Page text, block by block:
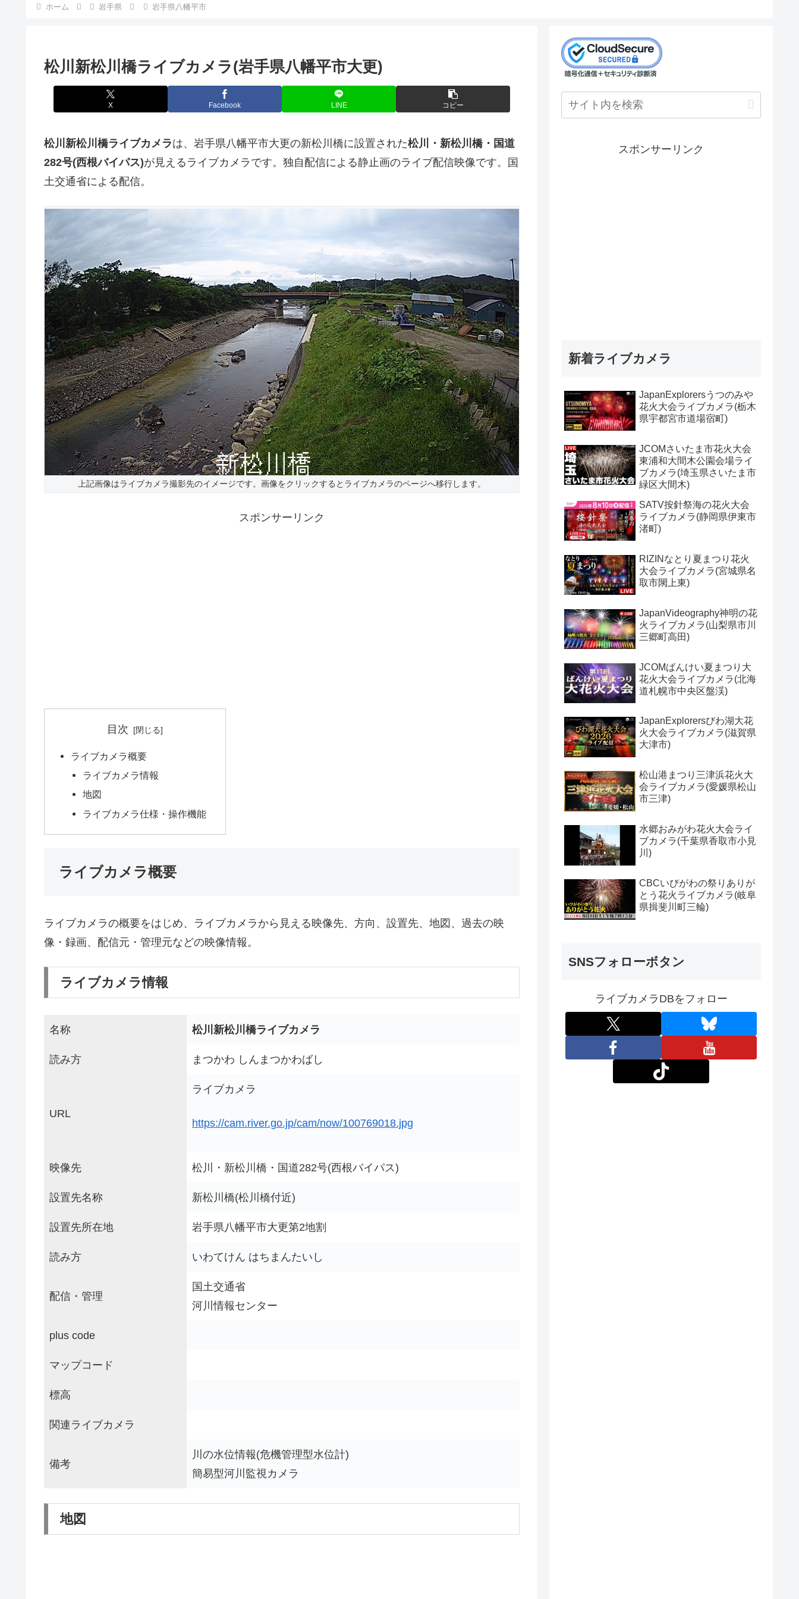
ホーム 岩手県 岩手県八幡平市
松川新松川橋ライブカメラ(岩手県八幡平市大更)
X Facebook LINE コピー
松川新松川橋ライブカメラは、岩手県八幡平市大更の新松川橋に設置された松川・新松川橋・国道
282号(西根バイパス)が見えるライブカメラです。独自配信による静止画のライブ配信映像です。国
土交通省による配信。
上記画像はライブカメラ撮影先のイメージです。画像をクリックするとライブカメラのページへ移行します。
スポンサーリンク
目次
ライブカメラ概要
ライブカメラ情報
地図
ライブカメラ仕様・操作機能
ライブカメラ概要
ライブカメラの概要をはじめ、ライブカメラから見える映像先、方向、設置先、地図、過去の映
像・録画、配信元・管理元などの映像情報。
ライブカメラ情報
名称 松川新松川橋ライブカメラ
読み方 まつかわ しんまつかわばし
URL
ライブカメラ
https://cam.river.go.jp/cam/now/100769018.jpg
映像先 松川・新松川橋・国道282号(西根バイパス)
設置先名称 新松川橋(松川橋付近)
設置先所在地 岩手県八幡平市大更第2地割
読み方 いわてけん はちまんたいし
配信・管理
国土交通省
河川情報センター
plus code
マップコード
標高
関連ライブカメラ
備考
川の水位情報(危機管理型水位計)
簡易型河川監視カメラ
地図
スポンサーリンク
新着ライブカメラ
JapanExplorersうつのみや
花火大会ライブカメラ(栃木
県宇都宮市道場宿町)
JCOMさいたま市花火大会
東浦和大間木公園会場ライ
ブカメラ(埼玉県さいたま市
緑区大間木)
SATV按針祭海の花火大会
ライブカメラ(静岡県伊東市
渚町)
RIZINなとり夏まつり花火
大会ライブカメラ(宮城県名
取市閖上東)
JapanVideography神明の花
火ライブカメラ(山梨県市川
三郷町高田)
JCOMばんけい夏まつり大
花火大会ライブカメラ(北海
道札幌市中央区盤渓)
JapanExplorersびわ湖大花
火大会ライブカメラ(滋賀県
大津市)
松山港まつり三津浜花火大
会ライブカメラ(愛媛県松山
市三津)
水郷おみがわ花火大会ライ
ブカメラ(千葉県香取市小見
川)
CBCいびがわの祭りありが
とう花火ライブカメラ(岐阜
県揖斐川町三輪)
SNSフォローボタン
ライブカメラDBをフォロー